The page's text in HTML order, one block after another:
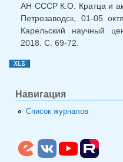
АН СССР К.О. Кратца и
Петрозаводск, 01-05
Карельский научный
2018. С. 69-72.
Навигация
Список журналов